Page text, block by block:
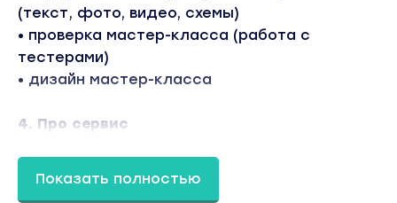
(текст, фото, видео, схемы)
• проверка мастер-класса (работа с
тестерами)
• дизайн мастер-класса
4. Про сервис
Показать полностью